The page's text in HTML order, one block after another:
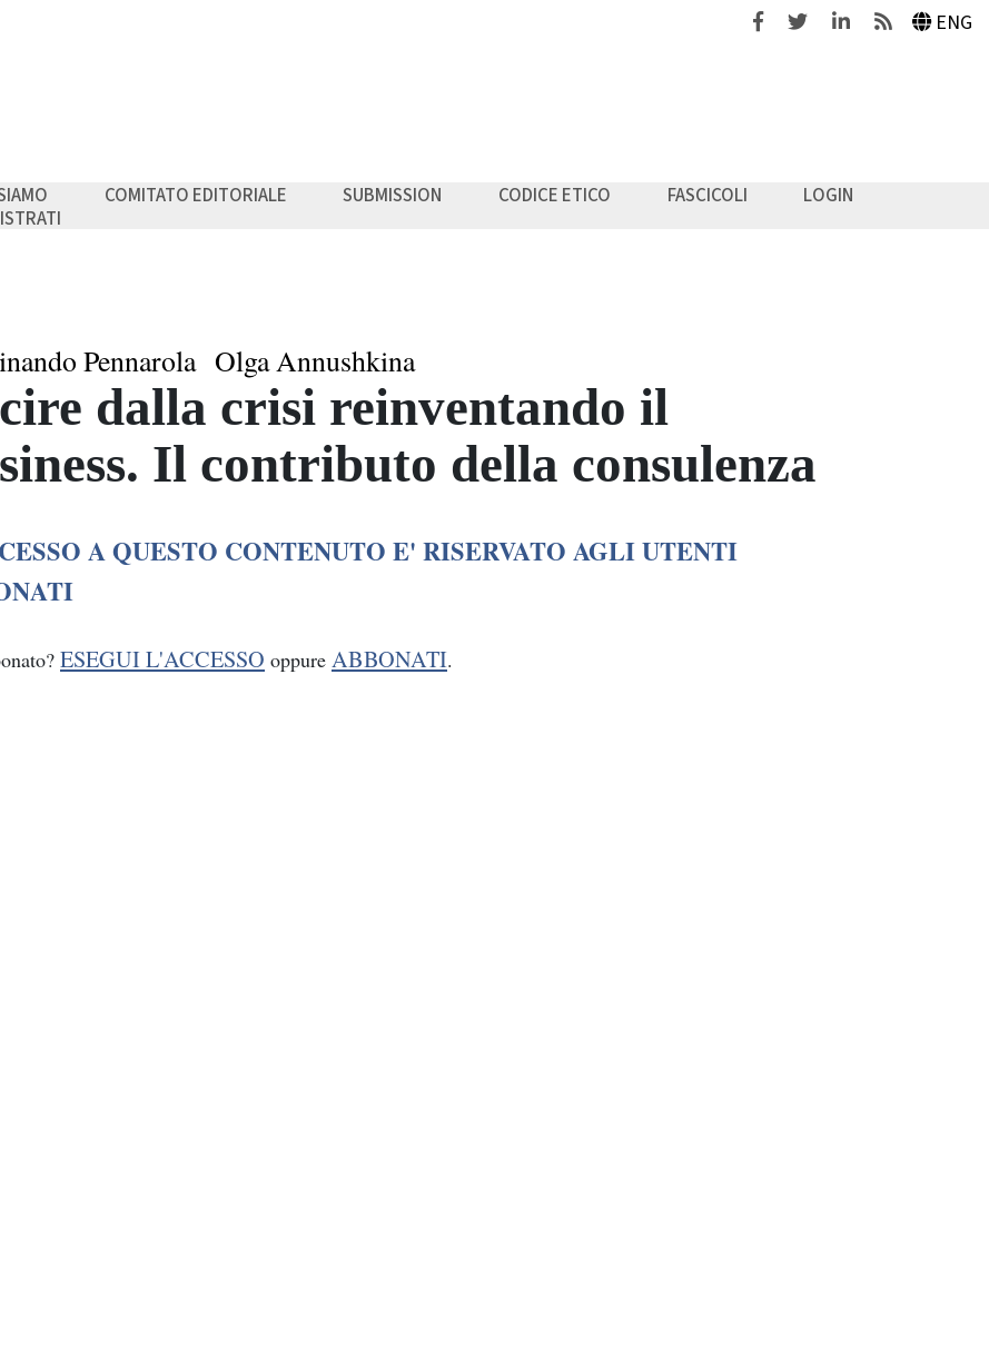
FacebookTwitterLinkedinFeeds ENG
COMITATO EDITORIALE SUBMISSION CODICE ETICO FASCICOLI
LOGIN
Pennarola Olga Annushkina
dalla crisi reinventando il
Il contributo della consulenza
A QUESTO CONTENUTO E' RISERVATO AGLI UTENTI
ESEGUI L'ACCESSO oppure ABBONATI.